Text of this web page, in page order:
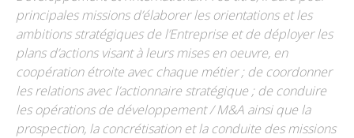
principales missions d’élaborer les orientations et les
ambitions stratégiques de l’Entreprise et de déployer les
plans d’actions visant à leurs mises en oeuvre, en
coopération étroite avec chaque métier ; de coordonner
les relations avec l’actionnaire stratégique ; de conduire
les opérations de développement / M&A ainsi que la
prospection, la concrétisation et la conduite des missions